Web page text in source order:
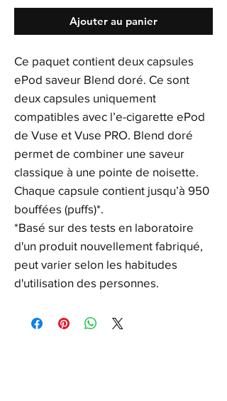
Ajouter au panier
Ce paquet contient deux capsules
ePod saveur Blend doré. Ce sont
deux capsules uniquement
compatibles avec l’e-cigarette ePod
de Vuse et Vuse PRO. Blend doré
permet de combiner une saveur
classique à une pointe de noisette.
Chaque capsule contient jusqu’à 950
bouffées (puffs)*.
*Basé sur des tests en laboratoire
d'un produit nouvellement fabriqué,
peut varier selon les habitudes
d'utilisation des personnes.